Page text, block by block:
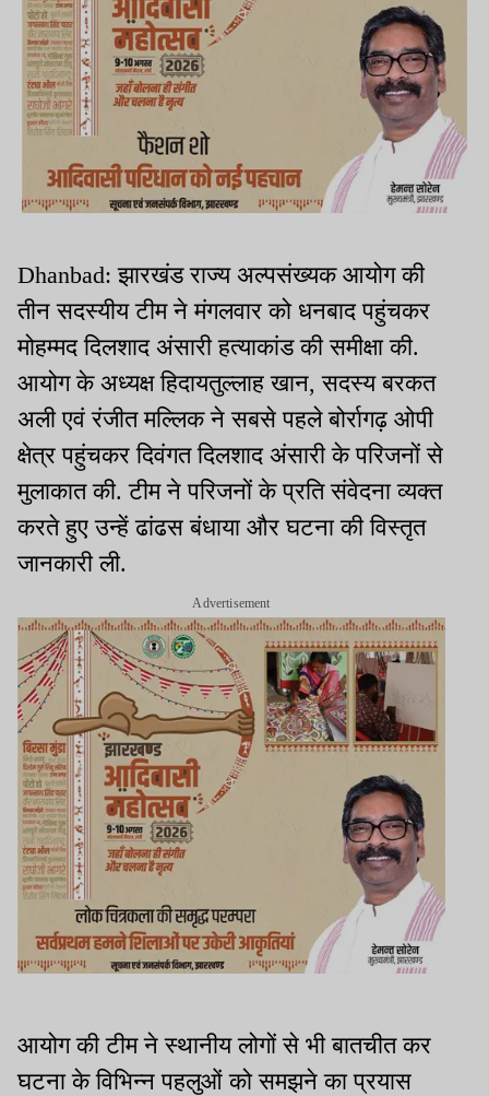
Dhanbad: झारखंड राज्य अल्पसंख्यक आयोग की
तीन सदस्यीय टीम ने मंगलवार को धनबाद पहुंचकर
मोहम्मद दिलशाद अंसारी हत्याकांड की समीक्षा की.
आयोग के अध्यक्ष हिदायतुल्लाह खान, सदस्य बरकत
अली एवं रंजीत मल्लिक ने सबसे पहले बोर्रागढ़ ओपी
क्षेत्र पहुंचकर दिवंगत दिलशाद अंसारी के परिजनों से
मुलाकात की. टीम ने परिजनों के प्रति संवेदना व्यक्त
करते हुए उन्हें ढांढस बंधाया और घटना की विस्तृत
जानकारी ली.
Advertisement
आयोग की टीम ने स्थानीय लोगों से भी बातचीत कर
घटना के विभिन्न पहलुओं को समझने का प्रयास